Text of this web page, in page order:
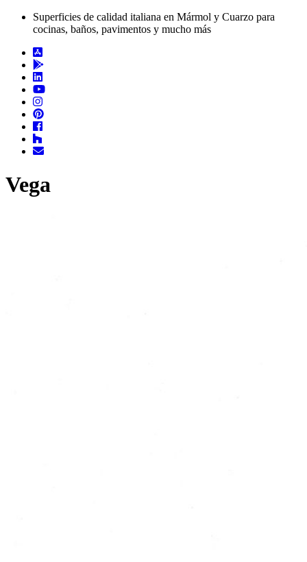
Superficies de calidad italiana en Mármol y Cuarzo para
cocinas, baños, pavimentos y mucho más
Vega